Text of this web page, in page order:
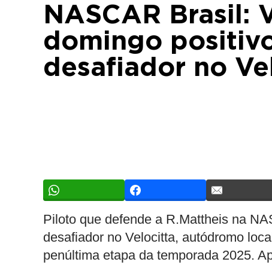
NASCAR Brasil:
domingo
desafiador no
Piloto que defende a R.Mattheis na
desafiador no Velocitta, autódromo
penúltima etapa da temporada 2025.